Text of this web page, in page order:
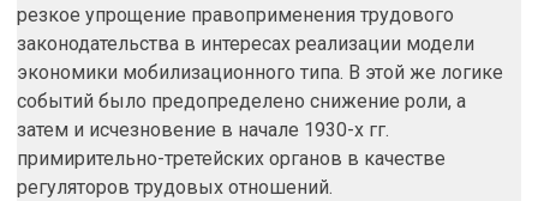
резкое упрощение правоприменения трудового
законодательства в интересах реализации модели
экономики мобилизационного типа. В этой же логике
событий было предопределено снижение роли, а
затем и исчезновение в начале 1930-х гг.
примирительно-третейских органов в качестве
регуляторов трудовых отношений.